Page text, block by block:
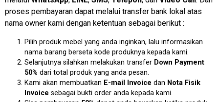
proses pembayaran dapat melalui transfer bank lokal atas
nama owner kami dengan ketentuan sebagai berikut :
Pilih produk mebel yang anda inginkan, lalu informasikan
nama barang berseta kode produknya kepada kami.
Selanjutnya silahkan melakukan transfer Down Payment
50% dari total produk yang anda pesan.
Kami akan membuatkan E-mail Invoice dan Nota Fisik
Invoice sebagai bukti order anda kepada kami.